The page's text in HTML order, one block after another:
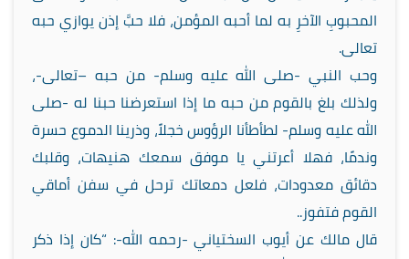
المحبوبِ الآخرِ به لما أحبه المؤمن، فلا حبَّ إذن يوازي حبه
تعالى.
وحب النبي -صلى الله عليه وسلم- من حبه –تعالى-،
ولذلك بلغ بالقوم من حبه ما إذا استعرضنا حبنا له -صلى
الله عليه وسلم- لطأطأنا الرؤوس خجلاً، وذرينا الدموع حسرة
وندمًا، فهلا أعرتني يا موفق سمعك هنيهات، وقلبك
دقائق معدودات، فلعل دمعاتك ترحل في سفن أماقي
القوم فتفوز..
قال مالك عن أيوب السختياني -رحمه الله-: “كان إذا ذكر